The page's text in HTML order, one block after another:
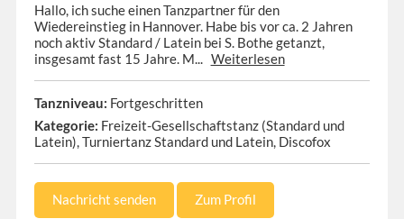
Hallo, ich suche einen Tanzpartner für den
Wiedereinstieg in Hannover. Habe bis vor ca. 2 Jahren
noch aktiv Standard / Latein bei S. Bothe getanzt,
insgesamt fast 15 Jahre. M... Weiterlesen
Tanzniveau: Fortgeschritten
Kategorie: Freizeit-Gesellschaftstanz (Standard und
Latein), Turniertanz Standard und Latein, Discofox
Nachricht senden Zum Profil